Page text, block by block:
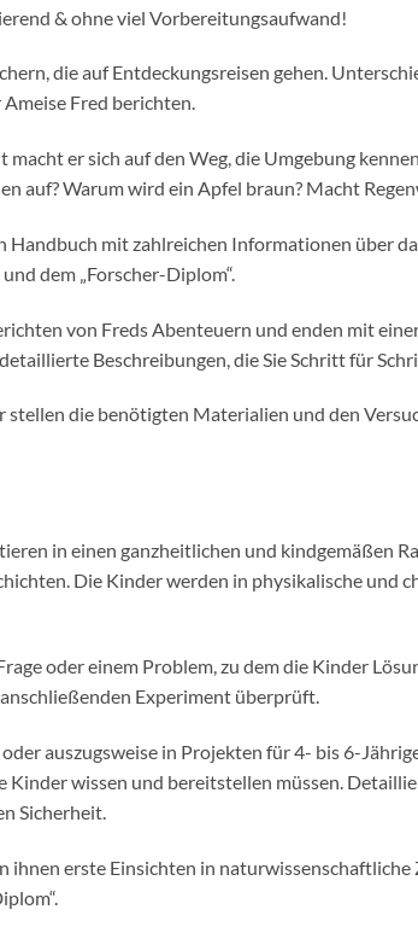
& ohne viel Vorbereitungsaufwand!
die auf Entdeckungsreisen gehen.
Fred berichten.
er sich auf den Weg, die Umgebung
auf? Warum wird ein Apfel braun? Macht
Handbuch mit zahlreichen Informationen über
dem „Forscher-Diplom“.
von Freds Abenteuern und enden mit
Beschreibungen, die Sie Schritt für
die benötigten Materialien und den
in einen ganzheitlichen und kindgemäßen
Die Kinder werden in physikalische und
oder einem Problem, zu dem die Kinder
Experiment überprüft.
auszugsweise in Projekten für 4- bis 6-
Kinder wissen und bereitstellen müssen.
Sicherheit.
ihnen erste Einsichten in